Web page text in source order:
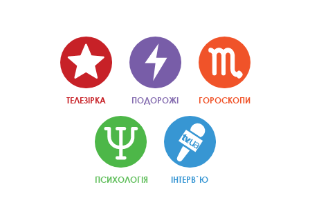
ТЕЛЕЗІРКА ПОДОРОЖІ ГОРОСКОПИ
ПСИХОЛОГІЯ ІНТЕРВ`Ю